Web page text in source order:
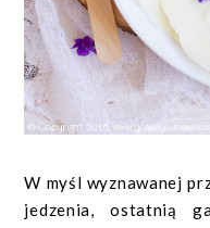
W myśl wyznawanej
jedzenia, ostatnią